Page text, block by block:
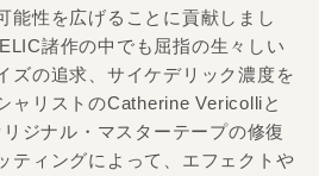
能性を広げることに貢献しまし
諸作の中でも屈指の生々しい
ズの追求、サイケデリック濃度を
ャリストのCatherine Vericolliと
ジナル・マスターテープの修復
ティングによって、エフェクトや